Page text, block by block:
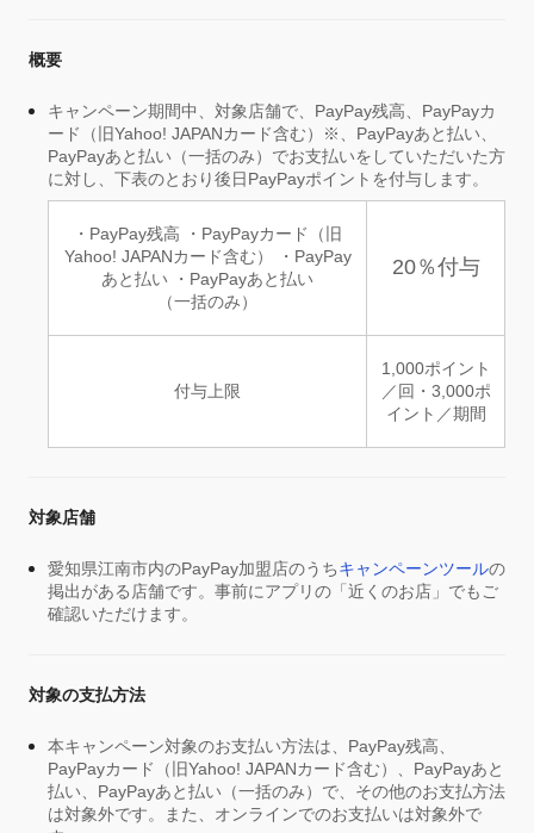
概要
キャンペーン期間中、対象店舗で、PayPay残高、PayPayカ
ード（旧Yahoo! JAPANカード含む）※、PayPayあと払い、
PayPayあと払い（一括のみ）でお支払いをしていただいた方
に対し、下表のとおり後日PayPayポイントを付与します。
・PayPay残高 ・PayPayカード（旧
Yahoo! JAPANカード含む） ・PayPay
あと払い ・PayPayあと払い
（一括のみ）
20％付与
付与上限
1,000ポイント
／回・3,000ポ
イント／期間
対象店舗
愛知県江南市内のPayPay加盟店のうちキャンペーンツールの
掲出がある店舗です。事前にアプリの「近くのお店」でもご
確認いただけます。
対象の支払方法
本キャンペーン対象のお支払い方法は、PayPay残高、
PayPayカード（旧Yahoo! JAPANカード含む）、PayPayあと
払い、PayPayあと払い（一括のみ）で、その他のお支払方法
は対象外です。また、オンラインでのお支払いは対象外で